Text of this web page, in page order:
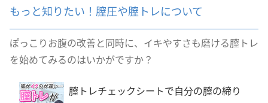
もっと知りたい！膣圧や膣トレについて
ぽっこりお腹の改善と同時に、イキやすさも磨ける膣トレ
を始めてみるのはいかがですか？
膣トレチェックシートで自分の膣の締り